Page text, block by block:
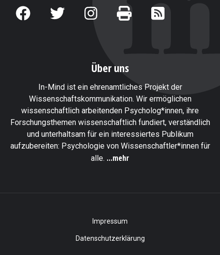
Über uns
In-Mind ist ein ehrenamtliches Projekt der
Wissenschaftskommunikation. Wir ermöglichen
wissenschaftlich arbeitenden Psycholog*innen, ihre
Forschungsthemen wissenschaftlich fundiert, verständlich
und unterhaltsam für ein interessiertes Publikum
aufzubereiten: Psychologie von Wissenschaftler*innen für
alle. ...mehr
Impressum
Datenschutzerklärung